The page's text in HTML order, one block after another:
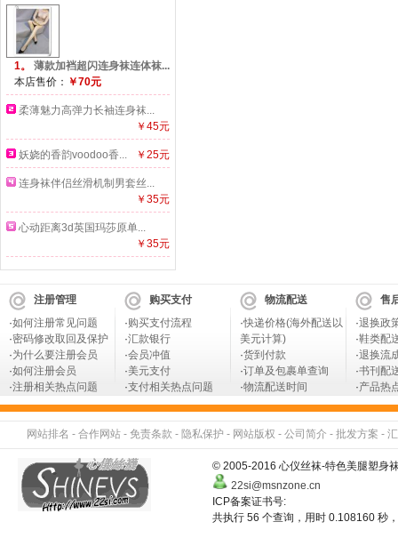
1。
薄款加裆超闪连身袜连体袜...
本店售价： ￥70元
柔薄魅力高弹力长袖连身袜...
￥45元
妖娆的香韵voodoo香... ￥25元
连身袜伴侣丝滑机制男套丝...
￥35元
心动距离3d英国玛莎原单...
￥35元
注册管理
·如何注册常见问题
·密码修改取回及保护
·为什么要注册会员
·如何注册会员
·注册相关热点问题
购买支付
·购买支付流程
·汇款银行
·会员冲值
·美元支付
·支付相关热点问题
物流配送
·快递价格(海外配送以
美元计算)
·货到付款
·订单及包裹单查询
·物流配送时间
售
·退换政
·鞋类配
·退换流
·书刊配
·产品热
网站排名 - 合作网站 - 免责条款 - 隐私保护 - 网站版权 - 公司简介 - 批发方案 -
© 2005-2016 心仪丝袜-特色美腿塑身
22si@msnzone.cn
ICP备案证书号:
共执行 56 个查询，用时 0.108160 秒